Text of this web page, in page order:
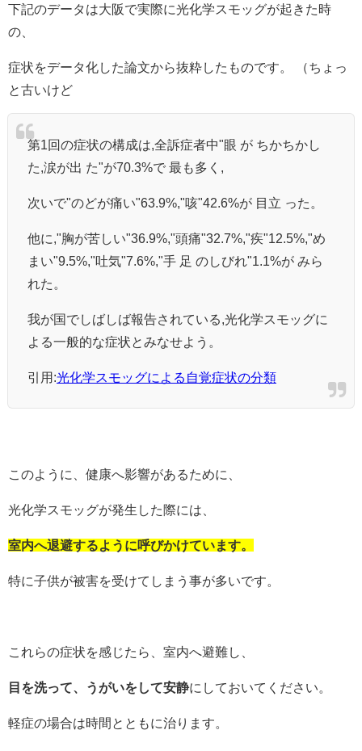
下記のデータは大阪で実際に光化学スモッグが起きた時
の、
症状をデータ化した論文から抜粋したものです。 （ちょっ
と古いけど
第1回の症状の構成は,全訴症者中"眼 が ちかちかし
た,涙が出 た"が70.3%で 最も多く,
次いで"のどが痛い"63.9%,"咳"42.6%が 目立 った。
他に,"胸が苦しい"36.9%,"頭痛"32.7%,"疾"12.5%,"め
まい"9.5%,"吐気"7.6%,"手 足 のしびれ"1.1%が みら
れた。
我が国でしばしば報告されている,光化学スモッグに
よる一般的な症状とみなせよう。
引用:光化学スモッグによる自覚症状の分類
このように、健康へ影響があるために、
光化学スモッグが発生した際には、
室内へ退避するように呼びかけています。
特に子供が被害を受けてしまう事が多いです。
これらの症状を感じたら、室内へ避難し、
目を洗って、うがいをして安静にしておいてください。
軽症の場合は時間とともに治ります。